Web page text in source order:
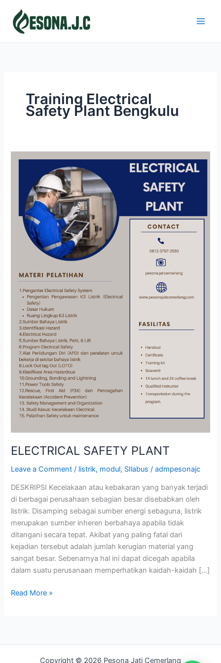
content
Training Electrical
Safety Plant Bengkulu
ELECTRICAL SAFETY PLANT
Leave a Comment / listrik, modul, SIlabus /admpesonajc
DESKRIPSI Kecelakaan atau kebakaran yang banyak terjadi
di berbagai perusahaan sebagian besar disebabkan oleh
listrik. Disamping sebagai sumber energi sebaguna, listrik
merupakan sumber inheren berbahaya apabila tidak
ditangani secara tepat. Akibat yang paling fatal dari
kejadian tersebut adalah jumlah kerugian material yang
sangat besar. Sebenarnya hal ini dapat dicegah apabila
dalam suatu perusanaan memperhatikan kaidah-kaidah […]
Read More »
Copyright © 2026 Pesona Jati Cemerlang